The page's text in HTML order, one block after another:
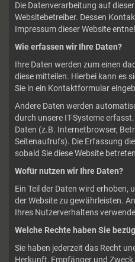
Die Datenverarbeitung auf
Websitebetreiber. Dessen
Impressum dieser Website
Wie erfassen wir Ihre Daten?
Ihre Daten werden zum einen
diese mitteilen. Hierbei kann es
Sie in ein Kontaktformular
Andere Daten werden
durch unsere IT-Systeme
Daten (z.B. Internetbrowser,
Seitenaufrufs). Die Erfassung
sobald Sie diese Website
Wofür nutzen wir Ihre Daten?
Ein Teil der Daten wird erhoben,
der Website zu gewährleisten.
Ihres Nutzerverhaltens
Welche Rechte haben Sie
Sie haben jederzeit das Recht
Herkunft, Empfänger und